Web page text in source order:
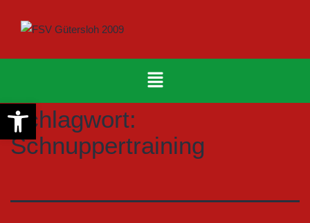
Schlagwort:
Schnuppertraining
Werkzeugleiste öffnen